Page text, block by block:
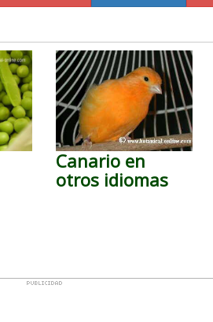
Canario en
otros idiomas